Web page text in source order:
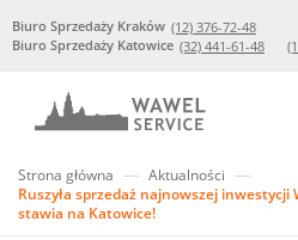
Biuro Sprzedaży Kraków (12) 376-72-48
Biuro Sprzedaży Katowice (32) 441-61-48
Strona główna
Aktualności
Ruszyła sprzedaż najnowszej inwestycji
stawia na Katowice!